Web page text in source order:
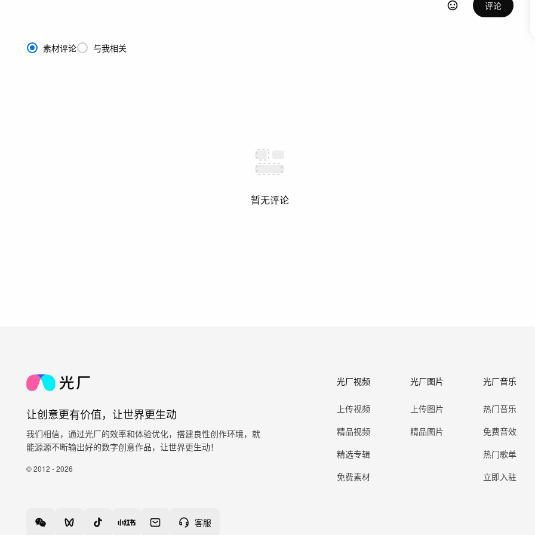
评论
素材评论 与我相关
暂无评论
让创意更有价值，让世界更生动
我们相信，通过光厂的效率和体验优化，搭建良性创作环境，就
能源源不断输出好的数字创意作品，让世界更生动！
© 2012 - 2026
客服
光厂视频
上传视频
精品视频
精选专辑
免费素材
光厂图片
上传图片
精品图片
光厂音乐
热门音乐
免费音效
热门歌单
立即入驻